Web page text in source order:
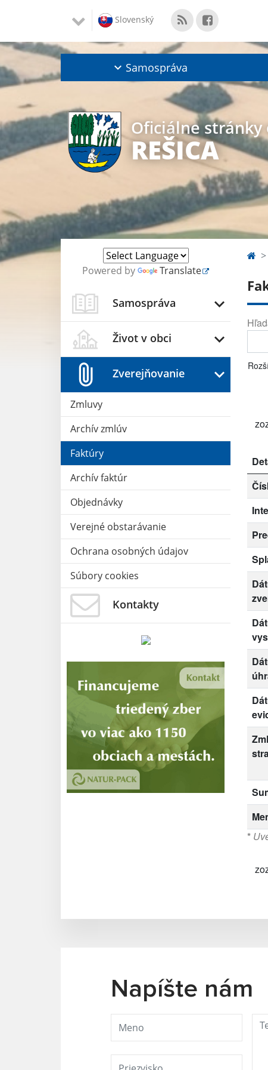
Slovenský
Samospráva
Oficiálne stránky
REŠICA
Powered by Translate
Samospráva
Život v obci
Zverejňovanie
Zmluvy
Archív zmlúv
Faktúry
Archív faktúr
Objednávky
Verejné obstarávanie
Ochrana osobných údajov
Súbory cookies
Kontakty
*
Napíšte nám